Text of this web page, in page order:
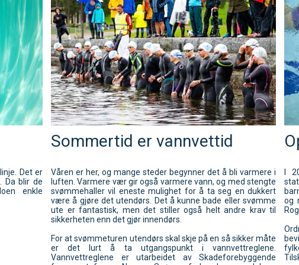
Det er
Da blir de
enkle
Sommertid er vannvettid
Våren er her, og mange steder begynner det å bli varmere i
luften. Varmere vær gir også varmere vann, og med stengte
svømmehaller vil eneste mulighet for å ta seg en dukkert
være å gjøre det utendørs. Det å kunne bade eller svømme
ute er fantastisk, men det stiller også helt andre krav til
sikkerheten enn det gjør innendørs.
For at svømmeturen utendørs skal skje på en så sikker måte
er det lurt å ta utgangspunkt i vannvettreglene.
Vannvettreglene er utarbeidet av Skadeforebyggende
I
og